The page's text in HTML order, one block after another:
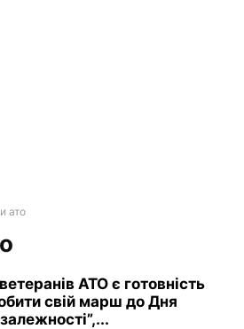
ато
АТО є готовність
свій марш до Дня